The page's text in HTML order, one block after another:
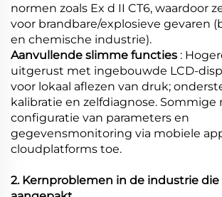
normen zoals Ex d II CT6, waardoor
voor brandbare/explosieve gevaren
en chemische industrie).
Aanvullende slimme functies :
uitgerust met ingebouwde LCD-
voor lokaal aflezen van druk;
kalibratie en zelfdiagnose. Sommige
configuratie van parameters en
gegevensmonitoring via mobiele
cloudplatforms toe.
2. Kernproblemen in de industrie